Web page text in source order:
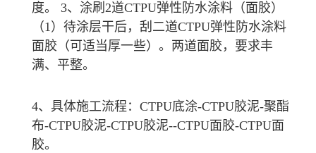
度。 3、涂刷2道CTPU弹性防水涂料（面胶）
（1）待涂层干后，刮二道CTPU弹性防水涂料
面胶（可适当厚一些）。两道面胶，要求丰
满、平整。
4、具体施工流程：CTPU底涂-CTPU胶泥-聚酯
布-CTPU胶泥-CTPU胶泥--CTPU面胶-CTPU面
胶。